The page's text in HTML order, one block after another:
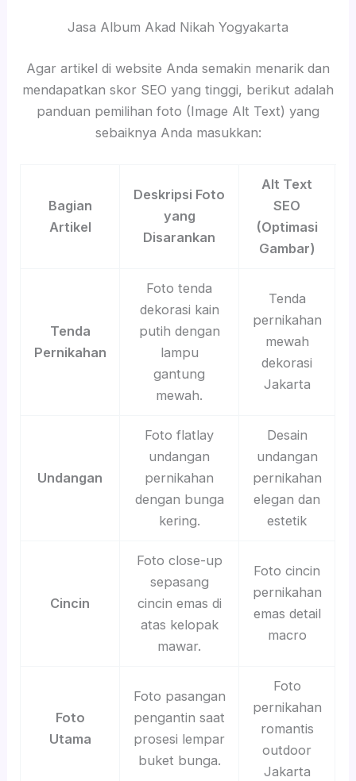
Jasa Album Akad Nikah Yogyakarta
Agar artikel di website Anda semakin menarik dan
mendapatkan skor SEO yang tinggi, berikut adalah
panduan pemilihan foto (Image Alt Text) yang
sebaiknya Anda masukkan:
Bagian
Artikel
Deskripsi Foto
yang
Disarankan
Alt Text
SEO
(Optimasi
Gambar)
Tenda
Pernikahan
Foto tenda
dekorasi kain
putih dengan
lampu
gantung
mewah.
Tenda
pernikahan
mewah
dekorasi
Jakarta
Undangan
Foto flatlay
undangan
pernikahan
dengan bunga
kering.
Desain
undangan
pernikahan
elegan dan
estetik
Cincin
Foto close-up
sepasang
cincin emas di
atas kelopak
mawar.
Foto cincin
pernikahan
emas detail
macro
Foto
Utama
Foto pasangan
pengantin saat
prosesi lempar
buket bunga.
Foto
pernikahan
romantis
outdoor
Jakarta